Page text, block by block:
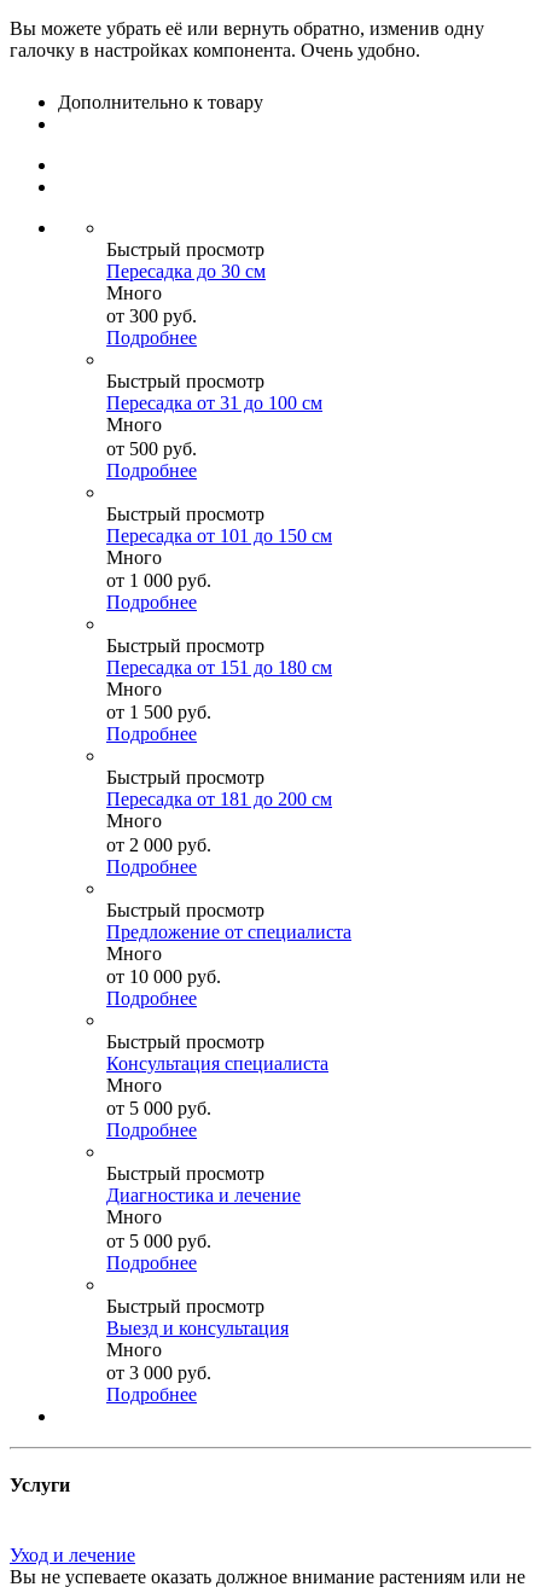
Вы можете убрать её или вернуть обратно, изменив одну
галочку в настройках компонента. Очень удобно.
Дополнительно к товару
Быстрый просмотр
Пересадка до 30 см
Много
от 300 руб.
Подробнее
Быстрый просмотр
Пересадка от 31 до 100 см
Много
от 500 руб.
Подробнее
Быстрый просмотр
Пересадка от 101 до 150 см
Много
от 1 000 руб.
Подробнее
Быстрый просмотр
Пересадка от 151 до 180 см
Много
от 1 500 руб.
Подробнее
Быстрый просмотр
Пересадка от 181 до 200 см
Много
от 2 000 руб.
Подробнее
Быстрый просмотр
Предложение от специалиста
Много
от 10 000 руб.
Подробнее
Быстрый просмотр
Консультация специалиста
Много
от 5 000 руб.
Подробнее
Быстрый просмотр
Диагностика и лечение
Много
от 5 000 руб.
Подробнее
Быстрый просмотр
Выезд и консультация
Много
от 3 000 руб.
Подробнее
Услуги
Уход и лечение
Вы не успеваете оказать должное внимание растениям или не